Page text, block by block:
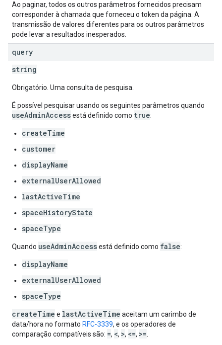
Ao paginar, todos os outros parâmetros fornecidos precisam
corresponder à chamada que forneceu o token da página. A
transmissão de valores diferentes para os outros parâmetros
pode levar a resultados inesperados.
query
string
Obrigatório. Uma consulta de pesquisa.
É possível pesquisar usando os seguintes parâmetros quando
useAdminAccessestá definido como true:
createTime
customer
displayName
externalUserAllowed
lastActiveTime
spaceHistoryState
spaceType
Quando useAdminAccessestá definido como false:
displayName
externalUserAllowed
spaceType
createTime e lastActiveTime aceitam um carimbo de
data/hora no formato RFC-3339, e os operadores de
comparação compatíveis são: =, <, >, <=, >=